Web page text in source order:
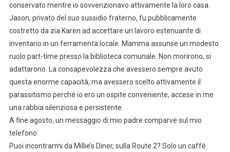
conservato mentre io sovvenzionavo attivamente la loro casa.
Jason, privato del suo sussidio fraterno, fu pubblicamente
costretto da zia Karen ad accettare un lavoro estenuante di
inventario in un ferramenta locale. Mamma assunse un modesto
ruolo part-time presso la biblioteca comunale. Non morirono; si
adattarono. La consapevolezza che avessero sempre avuto
questa enorme capacità, ma avessero scelto attivamente il
parassitismo perché io ero un ospite conveniente, accese in me
una rabbia silenziosa e persistente.
A fine agosto, un messaggio di mio padre comparve sul mio
telefono:
Puoi incontrarmi da Millie’s Diner, sulla Route 2? Solo un caffè.